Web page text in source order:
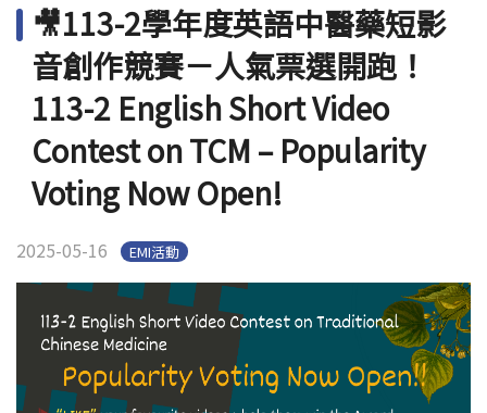
雙語中心(link is external)
中醫學院(link is external)
官方YouTube(link is external)
🎥113-2學年度英語中醫藥短影
音創作競賽－人氣票選開跑！
113-2 English Short Video
Contest on TCM – Popularity
Voting Now Open!
2025-05-16 EMI活動